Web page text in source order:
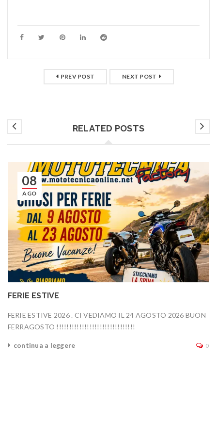
PREV POST NEXT POST
RELATED POSTS
08
AGO
FERIE ESTIVE
FERIE ESTIVE 2026 . CI VEDIAMO IL 24 AGOSTO 2026 BUON
FERRAGOSTO !!!!!!!!!!!!!!!!!!!!!!!!!!!!!!!
continua a leggere 0